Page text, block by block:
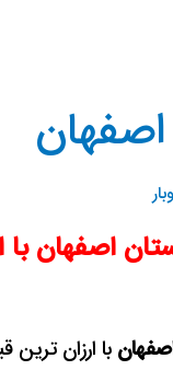
اصفهان
با ارزان ترین